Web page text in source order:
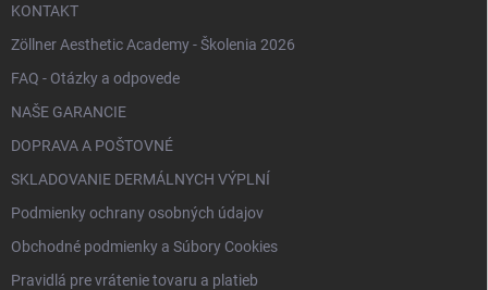
KONTAKT
Zöllner Aesthetic Academy - Školenia 2026
FAQ - Otázky a odpovede
NAŠE GARANCIE
DOPRAVA A POŠTOVNÉ
SKLADOVANIE DERMÁLNYCH VÝPLNÍ
Podmienky ochrany osobných údajov
Obchodné podmienky a Súbory Cookies
Pravidlá pre vrátenie tovaru a platieb